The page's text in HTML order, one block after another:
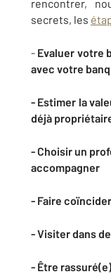
rencontrer,
secrets, les
- Evaluer votre
avec votre
- Estimer la
déjà
- Choisir un
accompagner
- Faire
- Visiter dans
- Être